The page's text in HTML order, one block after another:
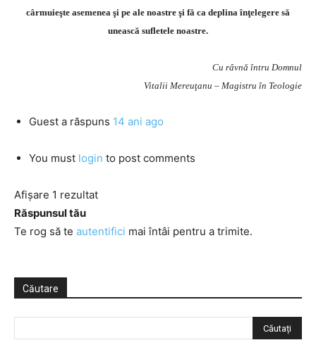
cârmuieşte asemenea şi pe ale noastre şi fă ca deplina înţelegere să
unească sufletele noastre.
Cu râvnă întru Domnul
Vitalii Mereuţanu – Magistru în Teologie
Guest a răspuns 14 ani ago
You must login to post comments
Afișare 1 rezultat
Răspunsul tău
Te rog să te autentifici mai întâi pentru a trimite.
Căutare